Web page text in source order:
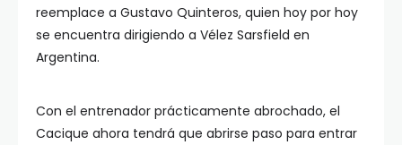
reemplace a Gustavo Quinteros, quien hoy por hoy
se encuentra dirigiendo a Vélez Sarsfield en
Argentina.
Con el entrenador prácticamente abrochado, el
Cacique ahora tendrá que abrirse paso para entrar